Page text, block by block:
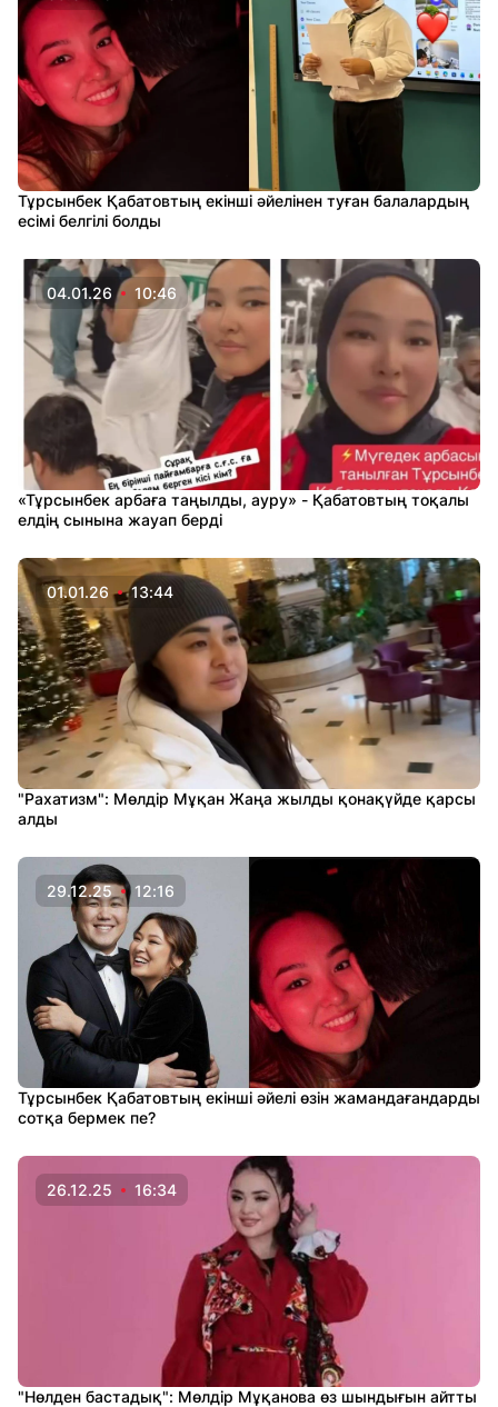
Тұрсынбек Қабатовтың екінші әйелінен туған балалардың
есімі белгілі болды
04.01.26 10:46
«Тұрсынбек арбаға таңылды, ауру» - Қабатовтың тоқалы
елдің сынына жауап берді
01.01.26 13:44
"Рахатизм": Мөлдір Мұқан Жаңа жылды қонақүйде қарсы
алды
29.12.25 12:16
Тұрсынбек Қабатовтың екінші әйелі өзін жамандағандарды
сотқа бермек пе?
26.12.25 16:34
"Нөлден бастадық": Мөлдір Мұқанова өз шындығын айтты